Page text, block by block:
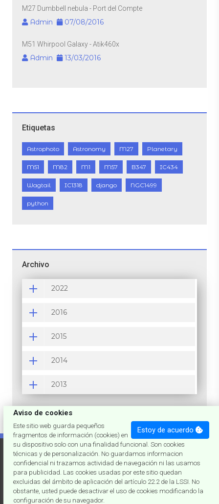
M27 Dumbbell nebula - Port del Compte
Admin 07/08/2016
M51 Whirpool Galaxy - Atik460x
Admin 13/03/2016
Etiquetas
Astrophoto Astronomy M27 Planetary
M51 M82 M1 M57 B347 IC434
Wagtail IC1318 django NGC1499
python
Archivo
2022
2016
2015
2014
2013
'73de joslumar
JN11do - third rock from the Sun, Milky Way
© Copyright 2026Joslumar - Engineer- All Rights
Aviso de cookies
Estoy de acuerdo
Este sitio web guarda pequeños
fragmentos de información (cookies) en
su dispositivo solo con una finalidad funcional. Son cookies
técnicas y de personalización. No guardamos informacion
confidencial ni trazamos actividad de navegación ni las usamos
para publicidad. Las cookies usadas por este sitio quedan
excluidas del ámbito de aplicación del artículo 22.2 de la LSSI. No
obstante, usted puede desactivar el uso de cookies modificando la
configuración de su navegador.